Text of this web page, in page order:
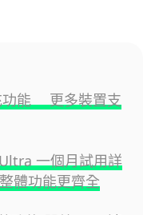
功能 更多裝置支
一個月試用詳
體功能更齊全